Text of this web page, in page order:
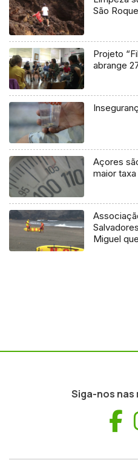
São
Projeto
abrange
Açores
maior
Miguel
Siga-nos nas